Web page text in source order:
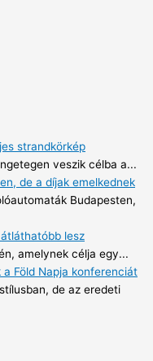
strandkörkép
veszik célba a...
de a díjak emelkednek
Budapesten,
lesz
amelynek célja egy...
Föld Napja konferenciát
de az eredeti